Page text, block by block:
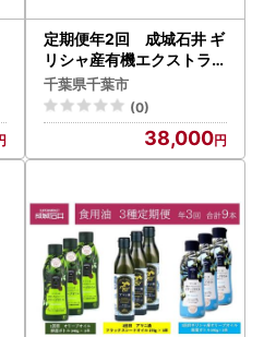
定期便年2回 成城石井 ギ
リシャ産有機エクストラバ
ージンオリーブオイル 鮮
度ボトル 340g×3本 食用
油 植物油 調味料 食卓 サラ
ダ フルーティ マイルド コ
ールドプレス製法 有機JA
千葉県千葉市
(0)
38,000